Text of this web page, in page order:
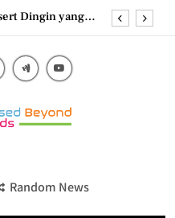
yang Makin
yang
Dingin yang
yang
Beyond
Words
Random News